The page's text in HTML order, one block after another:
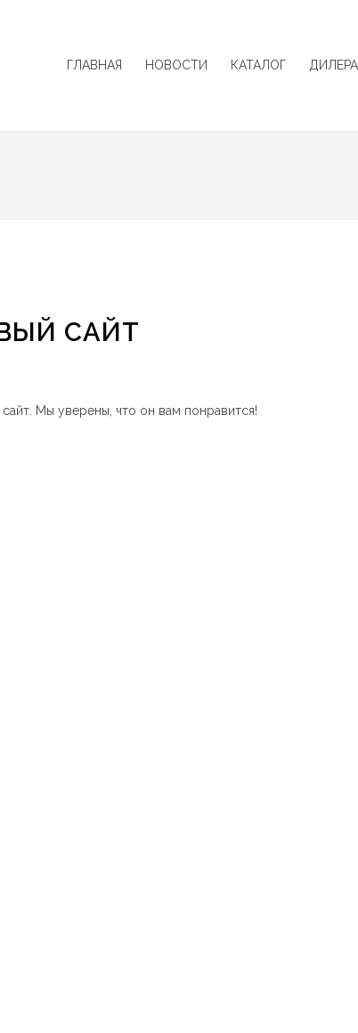
ГЛАВНАЯ НОВОСТИ КАТАЛОГ
САЙТ
Мы уверены, что он вам понравится!